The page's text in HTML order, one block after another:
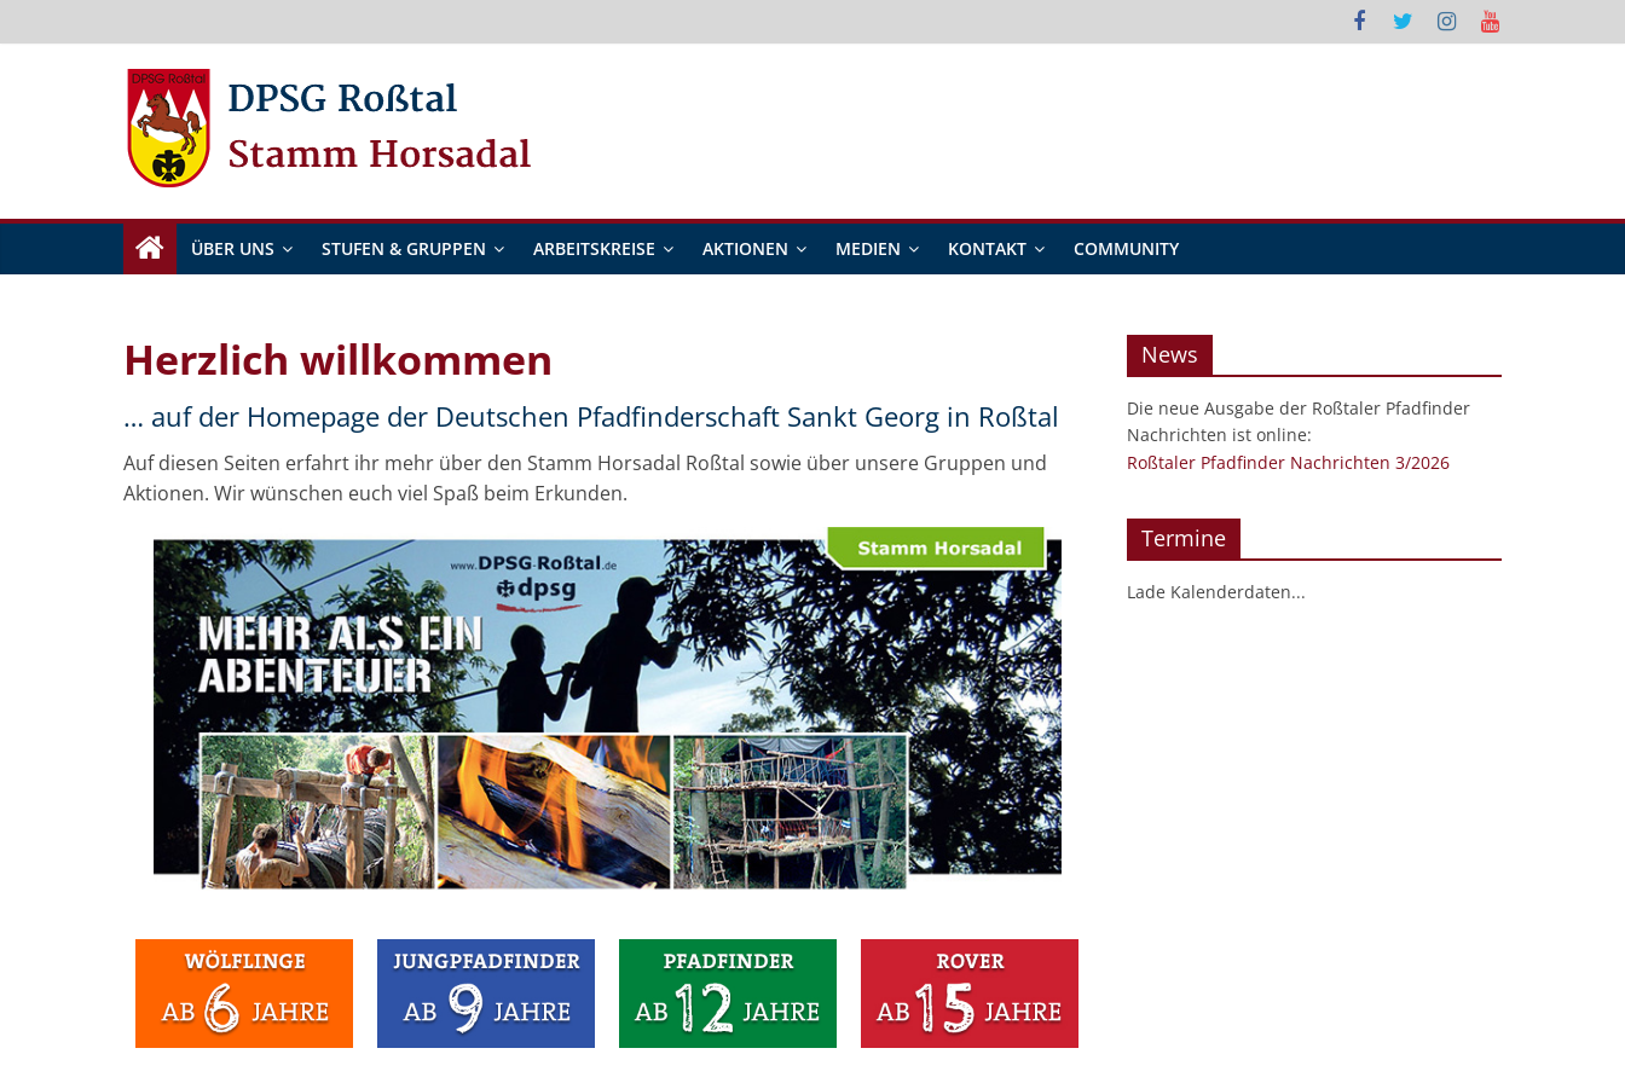
Inhalt
DPSG
Roßtal
ÜBER UNS STUFEN & GRUPPEN ARBEITSKREISE AKTIONEN MEDIEN KONTAKT COMMUNITY
Herzlich willkommen
… auf der Homepage der Deutschen Pfadfinderschaft Sankt Georg in Roßtal
Auf diesen Seiten erfahrt ihr mehr über den Stamm Horsadal Roßtal sowie über unsere Gruppen und
Aktionen. Wir wünschen euch viel Spaß beim Erkunden.
News
Die neue Ausgabe der Roßtaler Pfadfinder
Nachrichten ist online:
Roßtaler Pfadfinder Nachrichten 3/2026
Termine
Lade Kalenderdaten...